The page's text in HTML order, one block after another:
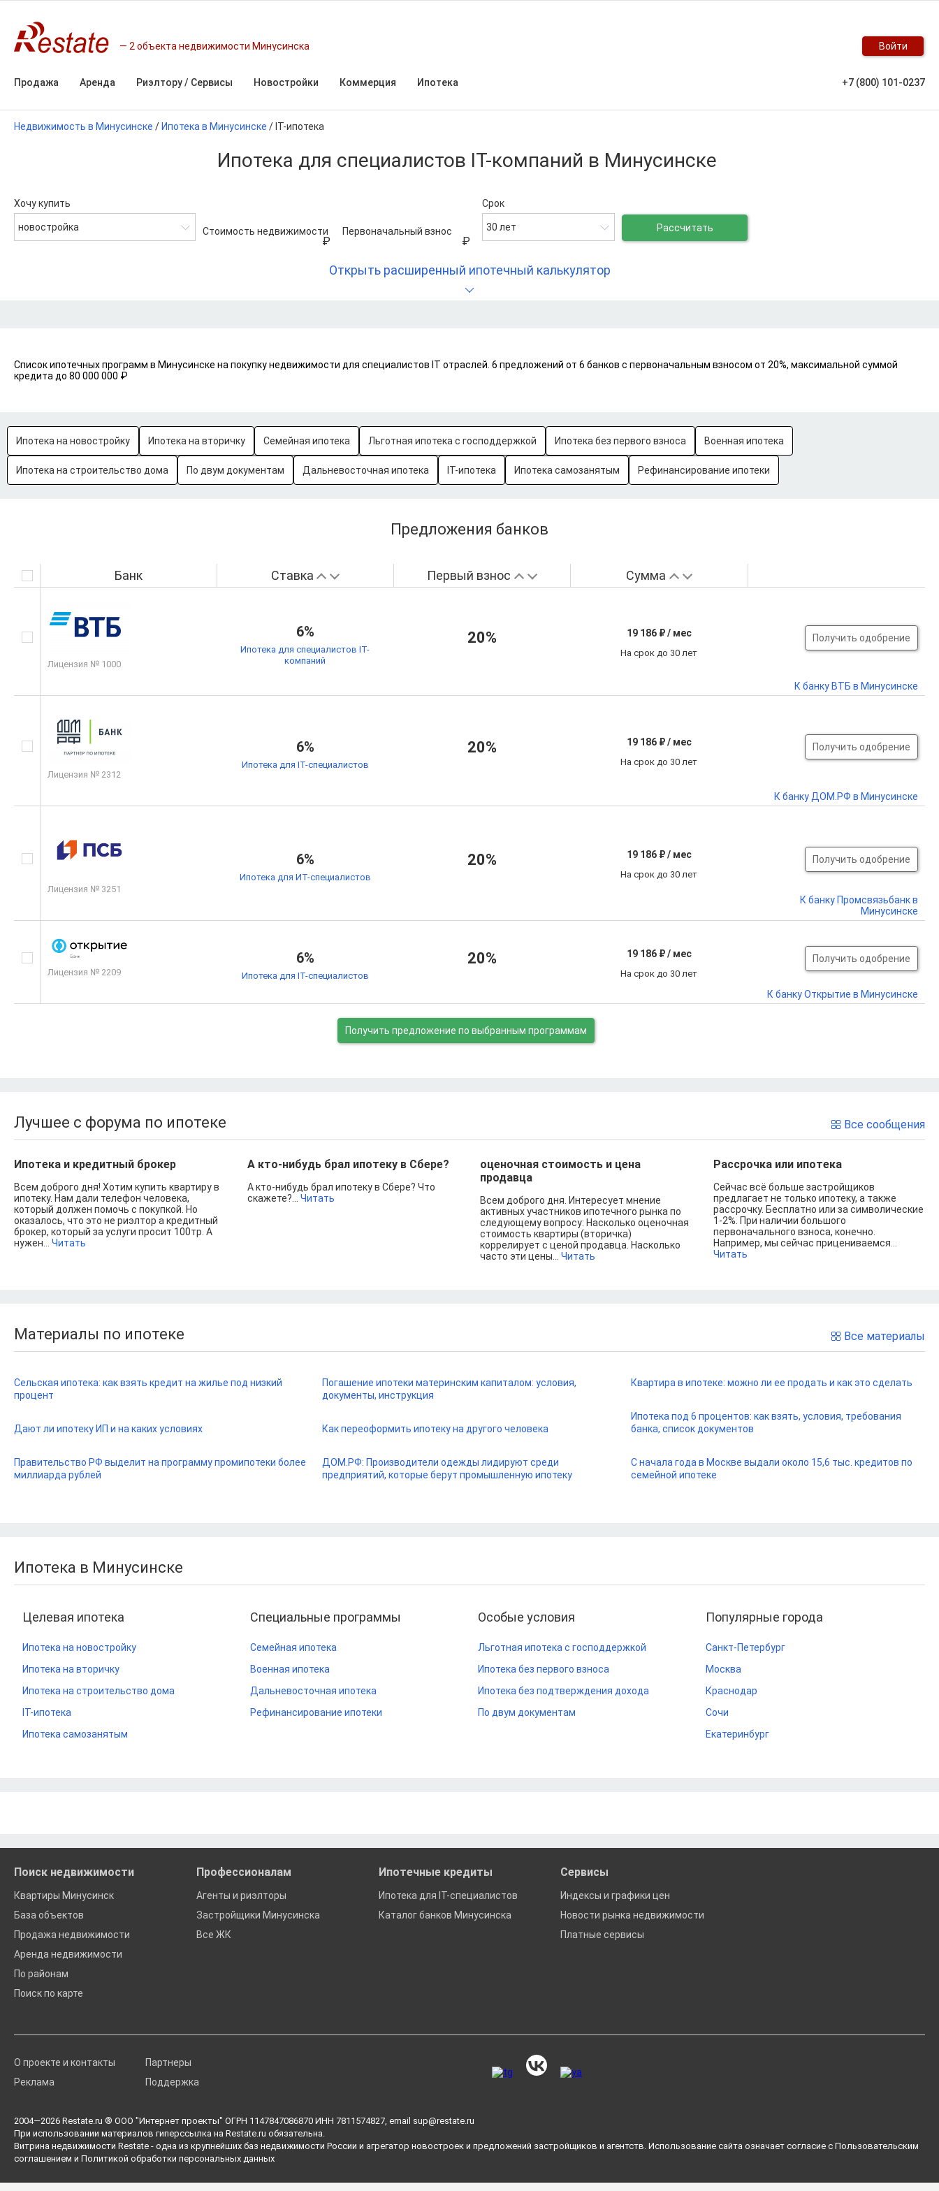
2 объекта недвижимости Минусинска Войти
Продажа Аренда Риэлтору / Сервисы Новостройки Коммерция Ипотека +7 (800) 101-0237
Недвижимость в Минусинске / Ипотека в Минусинске / IT-ипотека
Ипотека для специалистов IT-компаний в Минусинске
Хочу купить
новостройка Стоимость недвижимости Первоначальный взнос
Срок
30 лет Рассчитать
Открыть расширенный ипотечный калькулятор
Список ипотечных программ в Минусинске на покупку недвижимости для специалистов IT отраслей. 6 предложений от 6 банков с первоначальным взносом от 20%, максимальной суммой
кредита до 80 000 000 ₽
Ипотека на новостройку Ипотека на вторичку Семейная ипотека Льготная ипотека с господдержкой Ипотека без первого взноса Военная ипотека
Ипотека на строительство дома По двум документам Дальневосточная ипотека IT-ипотека Ипотека самозанятым Рефинансирование ипотеки
Предложения банков
Банк Ставка Первый взнос Сумма
Лицензия № 1000
6%
Ипотека для специалистов IT-
компаний
20% 19 186 ₽ / мес
На срок до 30 лет
Получить одобрение
К банку ВТБ в Минусинске
Лицензия № 2312
6%
Ипотека для IT-специалистов
20% 19 186 ₽ / мес
На срок до 30 лет
Получить одобрение
К банку ДОМ.РФ в Минусинске
Лицензия № 3251
6%
Ипотека для ИТ-специалистов
20% 19 186 ₽ / мес
На срок до 30 лет
Получить одобрение
К банку Промсвязьбанк в
Минусинске
Лицензия № 2209
6%
Ипотека для IT-специалистов
20% 19 186 ₽ / мес
На срок до 30 лет
Получить одобрение
К банку Открытие в Минусинске
Получить предложение по выбранным программам
Все сообщения
Лучшее с форума по ипотеке
Ипотека и кредитный брокер
Всем доброго дня! Хотим купить квартиру в
ипотеку. Нам дали телефон человека,
который должен помочь с покупкой. Но
оказалось, что это не риэлтор а кредитный
брокер, который за услуги просит 100тр. А
нужен... Читать
А кто-нибудь брал ипотеку в Сбере?
А кто-нибудь брал ипотеку в Сбере? Что
скажете?... Читать
оценочная стоимость и цена
продавца
Всем доброго дня. Интересует мнение
активных участников ипотечного рынка по
следующему вопросу: Насколько оценочная
стоимость квартиры (вторичка)
коррелирует с ценой продавца. Насколько
часто эти цены... Читать
Рассрочка или ипотека
Сейчас всё больше застройщиков
предлагает не только ипотеку, а также
рассрочку. Бесплатно или за символические
1-2%. При наличии большого
первоначального взноса, конечно.
Например, мы сейчас прицениваемся...
Читать
Все материалы
Материалы по ипотеке
Сельская ипотека: как взять кредит на жилье под низкий
процент
Дают ли ипотеку ИП и на каких условиях
Правительство РФ выделит на программу промипотеки более
миллиарда рублей
Погашение ипотеки материнским капиталом: условия,
документы, инструкция
Как переоформить ипотеку на другого человека
ДОМ.РФ: Производители одежды лидируют среди
предприятий, которые берут промышленную ипотеку
Квартира в ипотеке: можно ли ее продать и как это сделать
Ипотека под 6 процентов: как взять, условия, требования
банка, список документов
С начала года в Москве выдали около 15,6 тыс. кредитов по
семейной ипотеке
Ипотека в Минусинске
Целевая ипотека
Ипотека на новостройку
Ипотека на вторичку
Ипотека на строительство дома
IT-ипотека
Ипотека самозанятым
Специальные программы
Семейная ипотека
Военная ипотека
Дальневосточная ипотека
Рефинансирование ипотеки
Особые условия
Льготная ипотека с господдержкой
Ипотека без первого взноса
Ипотека без подтверждения дохода
По двум документам
Популярные города
Санкт-Петербург
Москва
Краснодар
Сочи
Екатеринбург
Поиск недвижимости
Квартиры Минусинск
База объектов
Продажа недвижимости
Аренда недвижимости
По районам
Поиск по карте
Профессионалам
Агенты и риэлторы
Застройщики Минусинска
Все ЖК
Ипотечные кредиты
Ипотека для IT-специалистов
Каталог банков Минусинска
Сервисы
Индексы и графики цен
Новости рынка недвижимости
Платные сервисы
О проекте и контакты
Реклама
Партнеры
Поддержка
2004—2026 Restate.ru ® ООО "Интернет проекты" ОГРН 1147847086870 ИНН 7811574827, email sup@restate.ru
При использовании материалов гиперссылка на Restate.ru обязательна.
Витрина недвижимости Restate - одна из крупнейших баз недвижимости России и агрегатор новостроек и предложений застройщиков и агентств. Использование сайта означает согласие с Пользовательским
соглашением и Политикой обработки персональных данных